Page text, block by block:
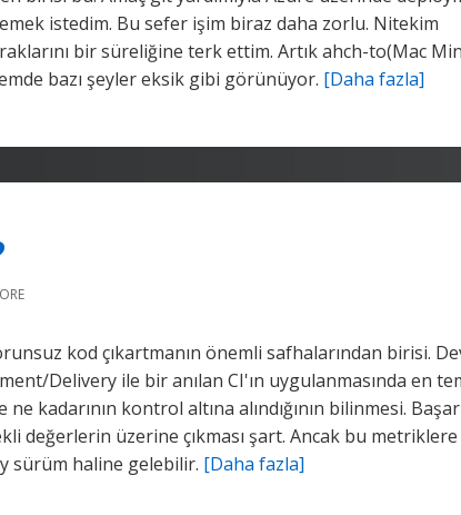
istedim. Bu sefer işim biraz daha zorlu. Nitekim
bir süreliğine terk ettim. Artık ahch-to(Mac
bazı şeyler eksik gibi görünüyor. [Daha fazla]
kod çıkartmanın önemli safhalarından birisi.
Delivery ile bir anılan CI'ın uygulanmasında en
kadarının kontrol altına alındığının bilinmesi.
değerlerin üzerine çıkması şart. Ancak bu
sürüm haline gelebilir. [Daha fazla]